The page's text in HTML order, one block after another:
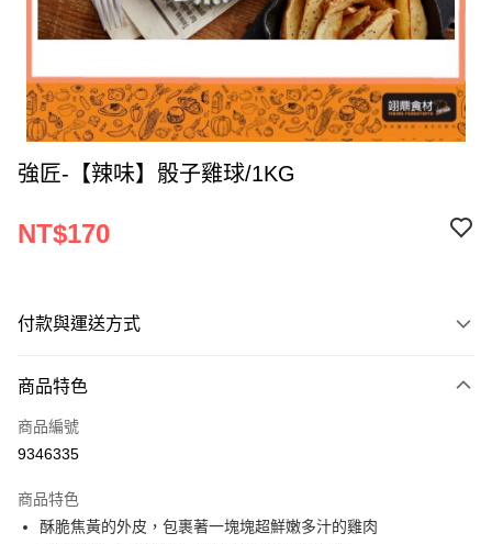
強匠-【辣味】骰子雞球/1KG
NT$170
付款與運送方式
信用卡一次付款
Apple Pay
運送方式
商品特色
商品編號
9346335
商品特色
酥脆焦黃的外皮，包裹著一塊塊超鮮嫩多汁的雞肉